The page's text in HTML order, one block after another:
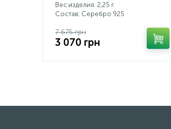
Вес изделия: 2,25 г.
Состав: Серебро 925
7 675 грн
3 070 грн